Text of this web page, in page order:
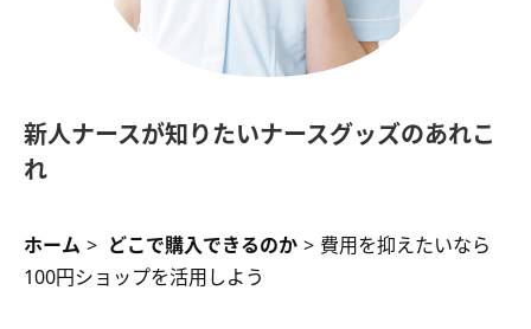
新人ナースが知りたいナースグッズのあれこ
れ
ホーム > どこで購入できるのか > 費用を抑えたいなら
100円ショップを活用しよう